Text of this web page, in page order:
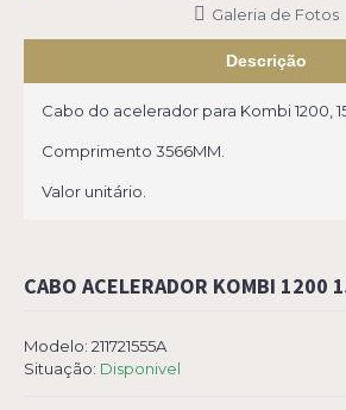
Galeria de Fotos
Descrição
Cabo do acelerador para Kombi 1200,
Comprimento 3566MM.
Valor unitário.
CABO ACELERADOR KOMBI 1200
Modelo: 211721555A
Situação: Disponivel